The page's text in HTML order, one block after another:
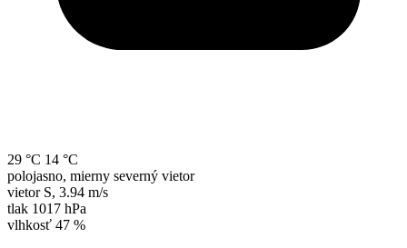
29 °C 14 °C
polojasno, mierny severný vietor
vietor S, 3.94 m/s
tlak 1017 hPa
vlhkosť 47 %